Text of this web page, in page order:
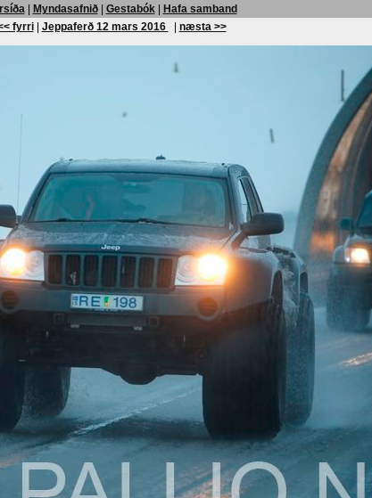
| Myndasafnið| Gestabók|
Hafa samband
fyrri| Jeppaferð 12 mars 2016 næsta >>